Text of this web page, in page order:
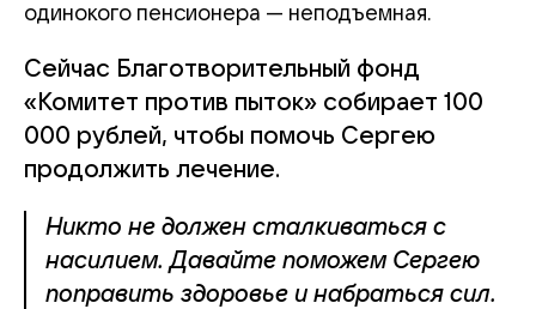
одинокого пенсионера — неподъемная.
Сейчас Благотворительный фонд
«Комитет против пыток» собирает 100
000 рублей, чтобы помочь Сергею
продолжить лечение.
Никто не должен сталкиваться с
насилием. Давайте поможем Сергею
поправить здоровье и набраться сил.